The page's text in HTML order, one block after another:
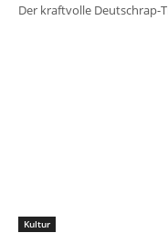
Der kraftvolle Deutschrap-
Kultur